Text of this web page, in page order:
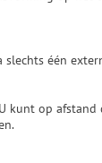
één
kunt op